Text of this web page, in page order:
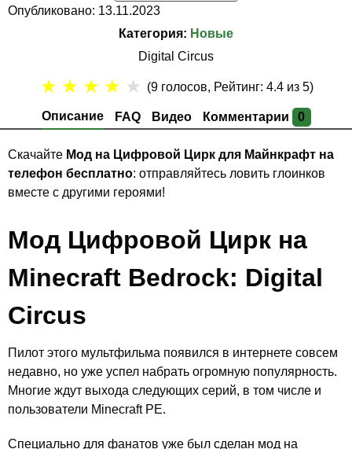
Опубликовано: 13.11.2023
Категория: Новые
Digital Circus
Описание FAQ Видео Комментарии 0
★ ★ ★ ★ ★ (9голосов, Рейтинг: 4.4из 5)
Скачайте Мод на Цифровой Цирк для Майнкрафт на
телефон бесплатно: отправляйтесь ловить глоинков
вместе с другими героями!
Мод Цифровой Цирк на
Minecraft Bedrock: Digital
Circus
Пилот этого мультфильма появился в интернете совсем
недавно, но уже успел набрать огромную популярность.
Многие ждут выхода следующих серий, в том числе и
пользователи Minecraft PE.
Специально для фанатов уже был сделан мод на